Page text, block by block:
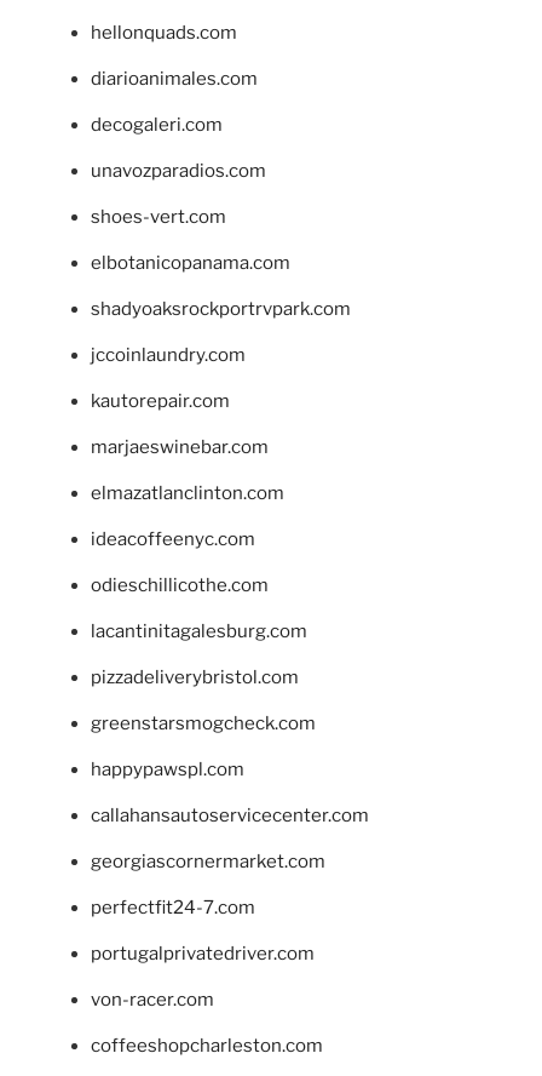
hellonquads.com
diarioanimales.com
decogaleri.com
unavozparadios.com
shoes-vert.com
elbotanicopanama.com
shadyoaksrockportrvpark.com
jccoinlaundry.com
kautorepair.com
marjaeswinebar.com
elmazatlanclinton.com
ideacoffeenyc.com
odieschillicothe.com
lacantinitagalesburg.com
pizzadeliverybristol.com
greenstarsmogcheck.com
happypawspl.com
callahansautoservicecenter.com
georgiascornermarket.com
perfectfit24-7.com
portugalprivatedriver.com
von-racer.com
coffeeshopcharleston.com